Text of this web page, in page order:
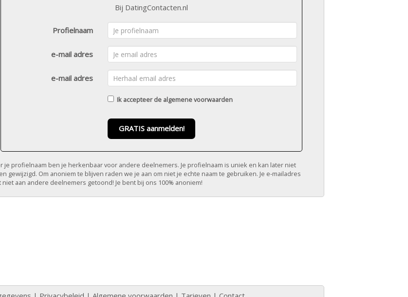
Bij DatingContacten.nl
Profielnaam
e-mail adres
e-mail adres
Ik accepteer de algemene voorwaarden
GRATIS aanmelden!
je profielnaam ben je herkenbaar voor andere deelnemers. Je profielnaam is uniek en kan later niet
gewijzigd. Om anoniem te blijven raden we je aan om niet je echte naam te gebruiken. Je e-mailadres
niet aan andere deelnemers getoond! Je bent bij ons 100% anoniem!